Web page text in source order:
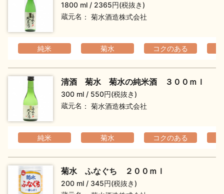
日本酒の楽しみ方特集
1800 ml
2365円(税抜き)
蔵元名
菊水酒造株式会社
純米 菊水 コクのある
清酒 菊水 菊水の純米酒 ３００ｍｌ
300 ml
550円(税抜き)
蔵元名
菊水酒造株式会社
純米 菊水 コクのある
菊水 ふなぐち ２００ｍｌ
200 ml
345円(税抜き)